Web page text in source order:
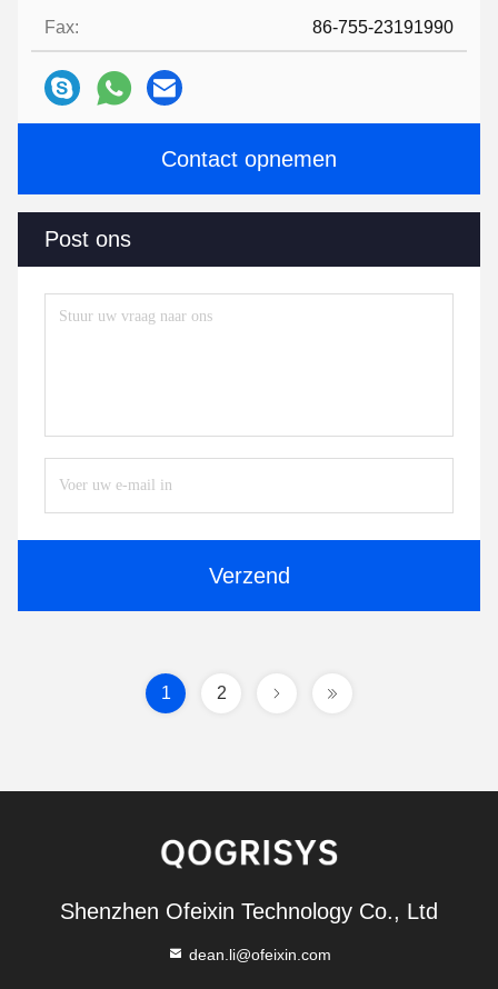
Fax: 86-755-23191990
Contact opnemen
Post ons
Verzend
1 2
Shenzhen Ofeixin Technology Co., Ltd
dean.li@ofeixin.com